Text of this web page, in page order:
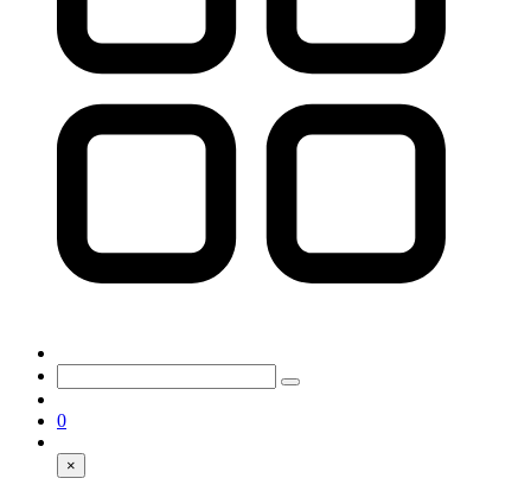
0
×